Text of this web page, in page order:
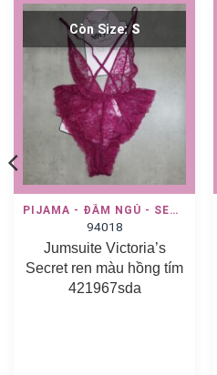
Còn Size:S
PIJAMA - ĐẦM NGỦ - SET NGỦ
94018
Jumsuite Victoria’s
Secret ren màu hồng tím
421967sda